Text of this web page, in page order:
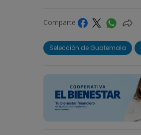
Comparte
Selección de Guatemala